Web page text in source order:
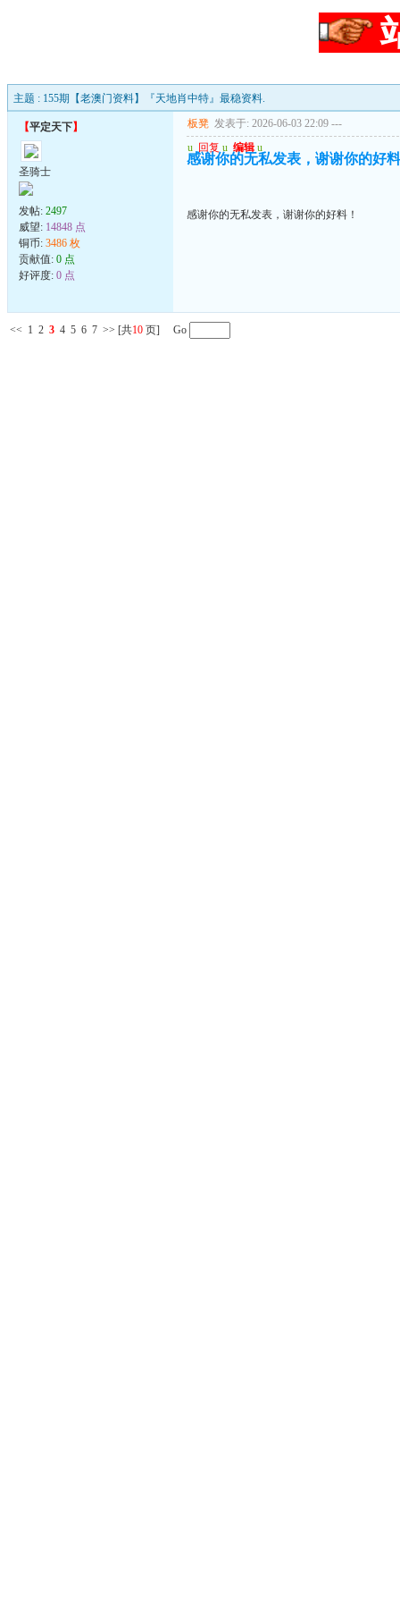
主题 : 155期【老澳门资料】『天地肖中特』最稳资料.
【平定天下】
圣骑士
发帖: 2497
威望: 14848 点
铜币: 3486 枚
贡献值: 0 点
好评度: 0 点
板凳 发表于: 2026-06-03 22:09 ---
u 回复 u 编辑 u
感谢你的无私发表，谢谢你的好
感谢你的无私发表，谢谢你的好料！
<< 1 2 3 4 5 6 7 >> [共10 页] Go